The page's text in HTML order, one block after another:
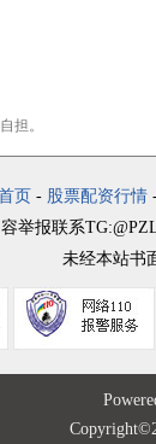
担。
页 - 股票配资行情
举报联系
未经本站书